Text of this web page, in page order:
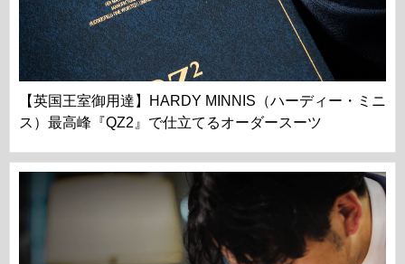
【英国王室御用達】HARDY MINNIS（ハーディー・ミニ
ス）最高峰『QZ2』で仕立てるオーダースーツ